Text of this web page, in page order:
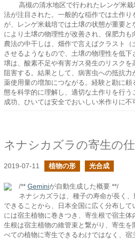
高槻の清水地区で行われたレンゲ米
法が注目された。一般的な稲作では土作り
が、レンゲ米栽培では土壌の状態が重要と
により土壌の物理性が改善され、保肥力
農法の中干しは、畑作で言えばクラスト（
させるようなもので、土壌の物理性を低
壌は、酸素不足や有害ガス発生のリスクを
阻害する。結果として、病害虫への抵抗
薬使用量の増加につながる。経験と勘に頼
態を科学的に理解し、適切な土作りを行
成功、ひいては安全でおいしい米作りに不
ネナシカズラの寄生の
2019-07-11 植物の形 光合成
/** Geminiが自動生成した概要 **/
ネナシカズラは、種子の寿命が長く
できることから、日本全国に広く分布して
には宿主植物に巻きつき、寄生根で宿主体
生根は宿主植物の維管束と繋がり、寄生を
べての植物に寄生できるわけではなく、宿